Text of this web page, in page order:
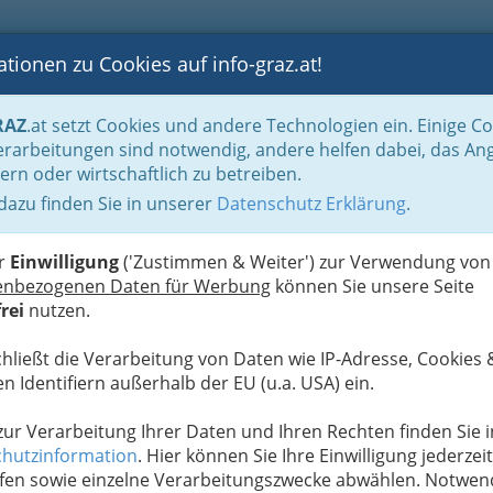
BLOGS FOTOS GASTRONOMIE BRANCHEN
zu Cookies auf info-graz.at!
.at setzt Cookies und andere Technologien ein. Einige
sind notwendig, andere helfen dabei, das
oder wirtschaftlich zu betreiben.
finden Sie in unserer Datenschutz Erklärung.
Einwilligung('Zustimmen & Weiter') zur Verwendung von
Daten für Werbung können Sie unsere Seite
nutzen.
die Verarbeitung von Daten wie IP-Adresse, Cookies
Identifiern außerhalb der EU (u.a. USA) ein.
Verarbeitung Ihrer Daten und Ihren Rechten finden Sie
. Hier können Sie Ihre Einwilligung jederzeit
sowie einzelne Verarbeitungszwecke abwählen.
und Holz Landesinnung der Tapezierer und Maler Steiermark
in Graz, Graz
Designs. Man
Verkaufszelte.
Metall oder Holz
wasserdichtem